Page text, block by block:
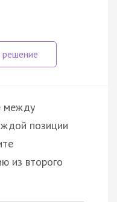
между
позиции
из второго